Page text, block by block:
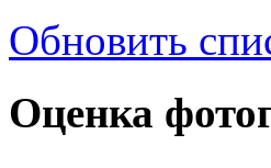
Обновить
Оценка